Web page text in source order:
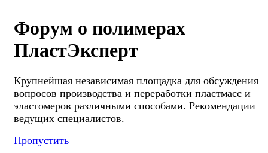
Форум о полимерах
ПластЭксперт
Крупнейшая независимая площадка для обсуждения
вопросов производства и переработки пластмасс и
эластомеров различными способами. Рекомендации
ведущих специалистов.
Пропустить